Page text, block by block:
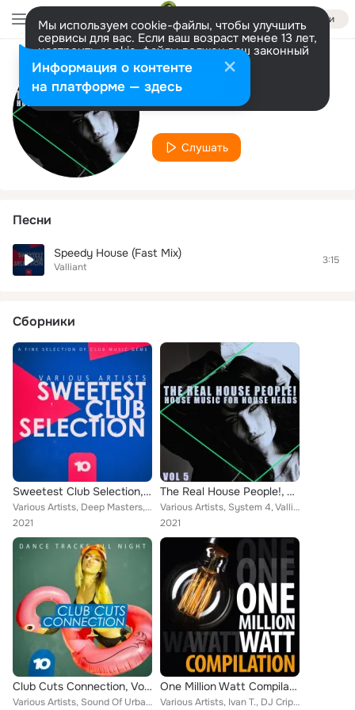
Войти
Мы используем cookie-файлы, чтобы улучшить
сервисы для вас. Если ваш возраст менее 13 лет,
настроить cookie-файлы должен ваш законный
представитель. Больше информации
Разрешить все Настроить
Исполнитель
Valliant
Слушать
Песни
Speedy House (Fast Mix)
Valliant
3:15
Сборники
Sweetest Club Selection, Vol. 10
Various Artists, Deep Masters, B-Lady, Frankie Delsanto, Hiso 9000, Valliant, Bartosz Cunningham, Piano Night, Leonard Marcus, I...
2021
The Real House People!, Vol. 5
Various Artists, System 4, Valliant, Red Elements, Raul Perez, Dj Geruka, Houseboyzz, Tech Zombies, The Duke, Promo Diva, Hot Ha...
2021
Club Cuts Connection, Vol. 10
Various Artists, Sound Of Urban, Solid Groove, Valliant, Fashion Ensemble, Phuture Sound, Raul Jarre, Future Collusion, Amos Tor...
One Million Watt Compilation
Various Artists, Ivan T., DJ Cripper, Sandy Norton, Sancez, Valliant, Terry Avox, Slims, Tulio Peci, Steven Stun, Digital Wave, ...
Информация о контенте
на платформе — здесь